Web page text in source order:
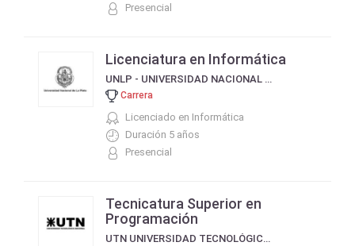
Presencial
Licenciatura en Informática
UNLP - UNIVERSIDAD NACIONAL DE LA PLATA
Carrera
Licenciado en Informática
Duración 5 años
Presencial
Tecnicatura Superior en
Programación
UTN UNIVERSIDAD TECNOLÓGICA NACIONAL